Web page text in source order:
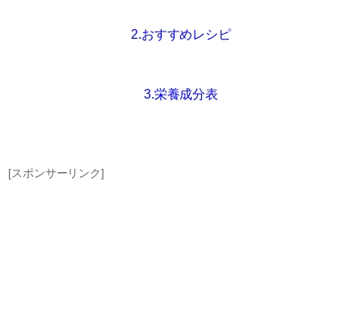
2.おすすめレシピ
3.栄養成分表
[スポンサーリンク]